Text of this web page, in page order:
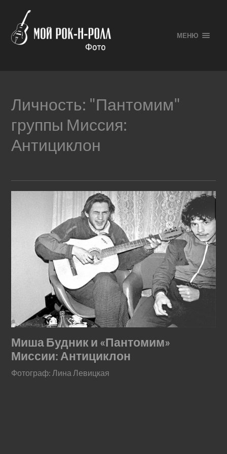
МЕНЮ
Личность: "Пантомим"
группы Миссия:
Антициклон
Миша Будник и «Пантомим»
Миссии: Антициклон
Фотограф: Лина Левицкая